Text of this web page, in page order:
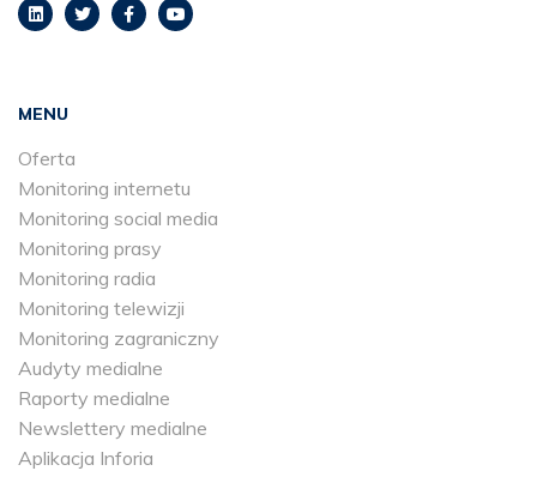
MENU
Oferta
Monitoring internetu
Monitoring social media
Monitoring prasy
Monitoring radia
Monitoring telewizji
Monitoring zagraniczny
Audyty medialne
Raporty medialne
Newslettery medialne
Aplikacja Inforia